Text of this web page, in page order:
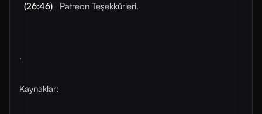
(26:46) Patreon Teşekkürleri.
.
Kaynaklar: